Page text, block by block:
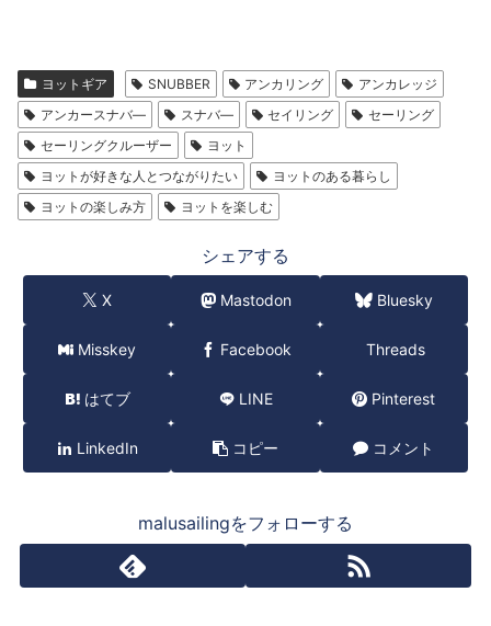
ヨットギア SNUBBER アンカリング
アンカレッジ
アンカースナバ―
スナバ― セイリング
セーリング
セーリングクルーザー
ヨット
ヨットが好きな人とつながりたい
ヨットのある暮らし
ヨットの楽しみ方
ヨットを楽しむ
シェアする
X Mastodon Bluesky
Misskey Facebook Threads
はてブ LINE Pinterest
LinkedIn コピー コメント
malusailingをフォローする